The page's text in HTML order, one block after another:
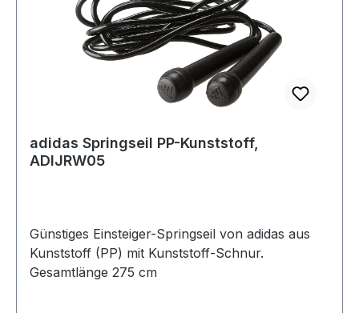
adidas Springseil PP-Kunststoff,
ADIJRW05
Günstiges Einsteiger-Springseil von adidas aus
Kunststoff (PP) mit Kunststoff-Schnur.
Gesamtlänge 275 cm